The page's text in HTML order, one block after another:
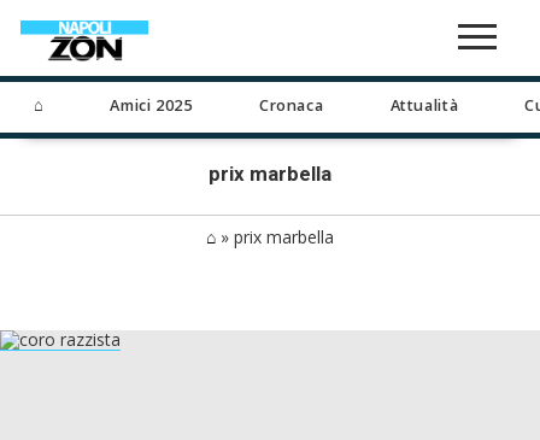
⌂ Amici 2025 Cronaca Attualità
prix marbella
⌂ » prix marbella